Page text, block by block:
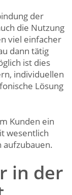
der
die Nutzung
viel einfacher
dann tätig
ist dies
individuellen
Lösung
Kunden ein
wesentlich
aufzubauen.
in der